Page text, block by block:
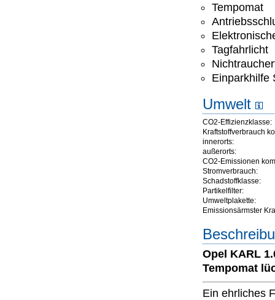
Tempomat
Tagfahrlicht
Einparkhilfe
Umwelt
CO2-Effizienzklasse:
Kraftstoffverbrauch
innerorts:
außerorts:
CO2-Emissionen
Stromverbrauch:
Schadstoffklasse:
Partikelfilter:
Umweltplakette:
Emissionsärmster
Opel KARL
Tempomat
Ein ehrliches